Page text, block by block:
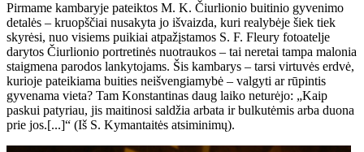
Pirmame kambaryje pateiktos M. K. Čiurlionio buitinio gyvenimo
detalės – kruopščiai nusakyta jo išvaizda, kuri realybėje šiek tiek
skyrėsi, nuo visiems puikiai atpažįstamos S. F. Fleury fotoatelje
darytos Čiurlionio portretinės nuotraukos – tai neretai tampa malonia
staigmena parodos lankytojams. Šis kambarys – tarsi virtuvės erdvė,
kurioje pateikiama buities neišvengiamybė – valgyti ar rūpintis
gyvenama vieta? Tam Konstantinas daug laiko neturėjo: „Kaip
paskui patyriau, jis maitinosi saldžia arbata ir bulkutėmis arba duona
prie jos.[...]“ (Iš S. Kymantaitės atsiminimų).